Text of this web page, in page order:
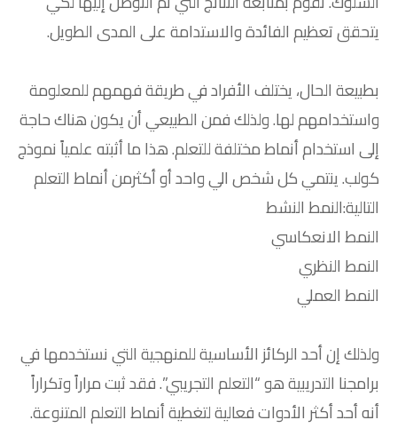
يتحقق تعظيم الفائدة والاستدامة على المدى الطويل.
بطبيعة الحال، يختلف الأفراد في طريقة فهمهم للمعلومة
واستخدامهم لها. ولذلك فمن الطبيعي أن يكون هناك حاجة
إلى استخدام أنماط مختلفة للتعلم. هذا ما أثبته علمياً نموذج
كولب. ينتمي كل شخص الي واحد أو أكثرمن أنماط التعلم
التالية:النمط النشط
النمط الانعكاسي
النمط النظري
النمط العملي
ولذلك إن أحد الركائز الأساسية للمنهجية التي نستخدمها في
برامجنا التدريبية هو “التعلم التجريبي”. فقد ثبت مراراً وتكراراً
أنه أحد أكثر الأدوات فعالية لتغطية أنماط التعلم المتنوعة.